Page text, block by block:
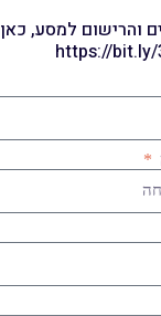
והרישום למסע, כאן
https://bit.ly/